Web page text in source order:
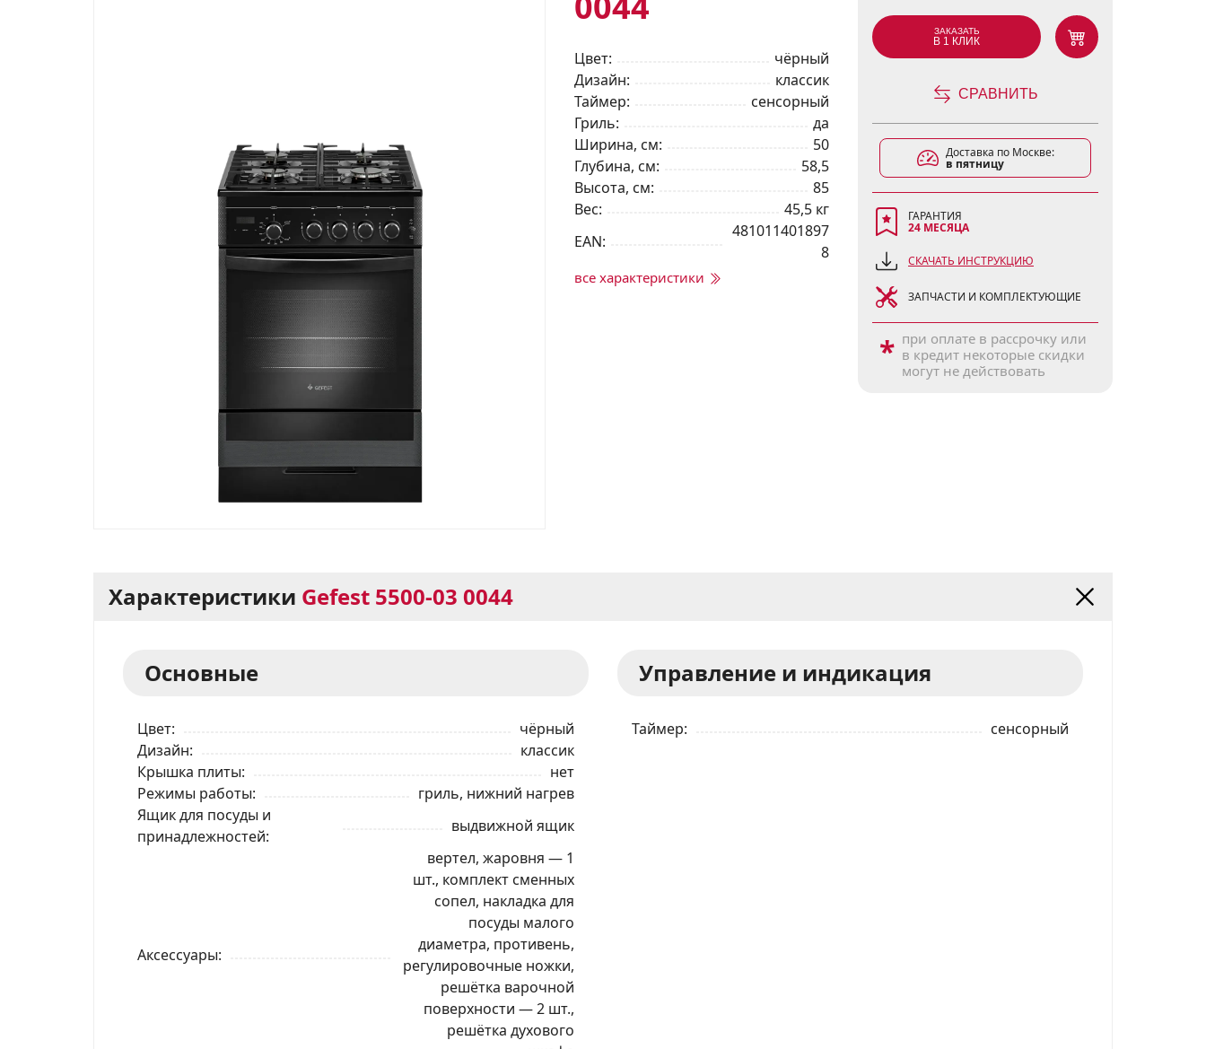
Цвет
чёрный
Дизайн
классик
Таймер
сенсорный
Гриль
да
Ширина, см
50
Глубина, см
58,5
Высота, см
85
Вес
45,5 кг
EAN
481011401897
8
все характеристики
ЗАКАЗАТЬ
В 1 КЛИК
СРАВНИТЬ
Доставка по Москве:
в пятницу
ГАРАНТИЯ
24 МЕСЯЦА
СКАЧАТЬ ИНСТРУКЦИЮ
ЗАПЧАСТИ И КОМПЛЕКТУЮЩИЕ
* при оплате в рассрочку или
в кредит некоторые скидки
могут не действовать
Характеристики Gefest 5500-03 0044
Основные
Цвет
чёрный
Дизайн
классик
Крышка плиты
нет
Режимы работы
гриль, нижний нагрев
Ящик для посуды и
принадлежностей
выдвижной ящик
Аксессуары
вертел, жаровня — 1
шт., комплект сменных
сопел, накладка для
посуды малого
диаметра, противень,
регулировочные ножки,
решётка варочной
поверхности — 2 шт.,
решётка духового
Управление и индикация
Таймер сенсорный